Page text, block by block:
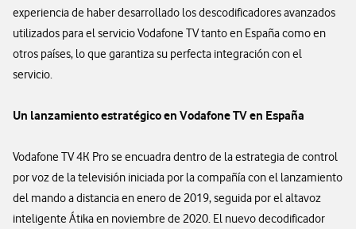
experiencia de haber desarrollado los descodificadores avanzados
utilizados para el servicio Vodafone TV tanto en España como en
otros países, lo que garantiza su perfecta integración con el
servicio.
Un lanzamiento estratégico en Vodafone TV en España
Vodafone TV 4K Pro se encuadra dentro de la estrategia de control
por voz de la televisión iniciada por la compañía con el lanzamiento
del mando a distancia en enero de 2019, seguida por el altavoz
inteligente Átika en noviembre de 2020. El nuevo decodificador